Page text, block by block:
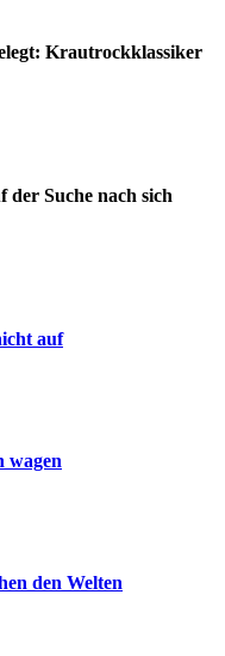
Krautrockklassiker
Suche nach sich
auf
wagen
den Welten